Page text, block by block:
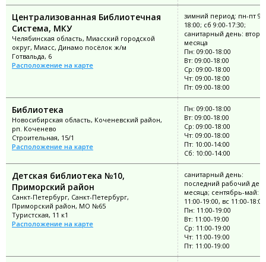
Централизованная Библиотечная
Система, МКУ
Челябинская область, Миасский городской
округ, Миасс, Динамо посёлок ж/м
Готвальда, 6
Расположение на карте
зимний период: пн-пт
18:00; сб 9:00-17:30;
санитарный день:
месяца
Пн: 09:00-18:00
Вт: 09:00-18:00
Ср: 09:00-18:00
Чт: 09:00-18:00
Пт: 09:00-18:00
Библиотека
Новосибирская область, Коченевский район,
рп. Коченево
Строительная, 15/1
Расположение на карте
Пн: 09:00-18:00
Вт: 09:00-18:00
Ср: 09:00-18:00
Чт: 09:00-18:00
Пт: 10:00-14:00
Сб: 10:00-14:00
Детская библиотека №10,
Приморский район
Санкт-Петербург, Санкт-Петербург,
Приморский район, МО №65
Туристская, 11 к1
Расположение на карте
санитарный день:
последний рабочий
месяца; сентябрь-май:
11:00-19:00, вс 11:00-18:00
Пн: 11:00-19:00
Вт: 11:00-19:00
Ср: 11:00-19:00
Чт: 11:00-19:00
Пт: 11:00-19:00